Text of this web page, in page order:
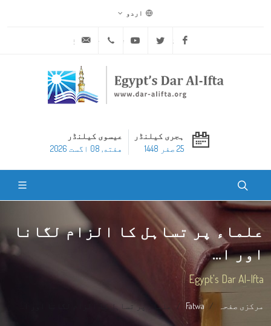
اردو
Facebook
Twitter
Youtube
ہجری کیلنڈر
25 صفر 1448
عیسوی کیلنڈر
هفته, 08 اگست 2026
علماء پر تساہل کا الزام لگانا
اور ا...
Egypt's Dar Al-Ifta
مرکزی صفحہ Fatwa علماء پر تساہل کا الزام لگانا اور ا...